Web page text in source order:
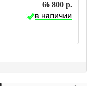
66 800 р.